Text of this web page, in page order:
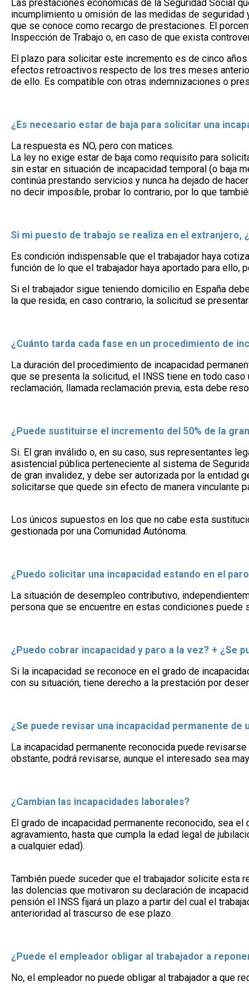
Las prestaciones económicas de la Seguridad Social
incumplimiento u omisión de las medidas de
que se conoce como recargo de prestaciones. El
Inspección de Trabajo o, en caso de que exista
El plazo para solicitar este incremento es de cinco
efectos retroactivos respecto de los tres meses
de ello. Es compatible con otras indemnizaciones o
¿Es necesario estar de baja para solicitar una
La respuesta es NO, pero con matices.
La ley no exige estar de baja como requisito para
sin estar en situación de incapacidad temporal (o baja
continúa prestando servicios y nunca ha dejado de
no decir imposible, probar lo contrario, por lo que
Si mi puesto de trabajo se realiza en el extranjero,
Es condición indispensable que el trabajador haya
función de lo que el trabajador haya aportado para ello,
Si el trabajador sigue teniendo domicilio en España
la que resida; en caso contrario, la solicitud se
¿Cuánto tarda cada fase en un procedimiento de
La duración del procedimiento de incapacidad
que se presenta la solicitud, el INSS tiene en todo
reclamación, llamada reclamación previa, esta debe
¿Puede sustituirse el incremento del 50% de la
Si. El gran inválido o, en su caso, sus representantes
asistencial pública perteneciente al sistema de
de gran invalidez, y debe ser autorizada por la entidad
solicitarse que quede sin efecto de manera vinculante
Los únicos supuestos en los que no cabe esta
gestionada por una Comunidad Autónoma.
¿Puedo solicitar una incapacidad estando en el
La situación de desempleo contributivo,
persona que se encuentre en estas condiciones
¿Puedo cobrar incapacidad y paro a la vez? + ¿Se
Si la incapacidad se reconoce en el grado de
con su situación, tiene derecho a la prestación por
¿Se puede revisar una incapacidad permanente de
La incapacidad permanente reconocida puede
obstante, podrá revisarse, aunque el interesado sea
¿Cambian las incapacidades laborales?
El grado de incapacidad permanente reconocido, sea
agravamiento, hasta que cumpla la edad legal de
a cualquier edad).
También puede suceder que el trabajador solicite esta
las dolencias que motivaron su declaración de
pensión el INSS fijará un plazo a partir del cual el
anterioridad al trascurso de ese plazo.
¿Puede el empleador obligar al trabajador a
No, el empleador no puede obligar al trabajador a que